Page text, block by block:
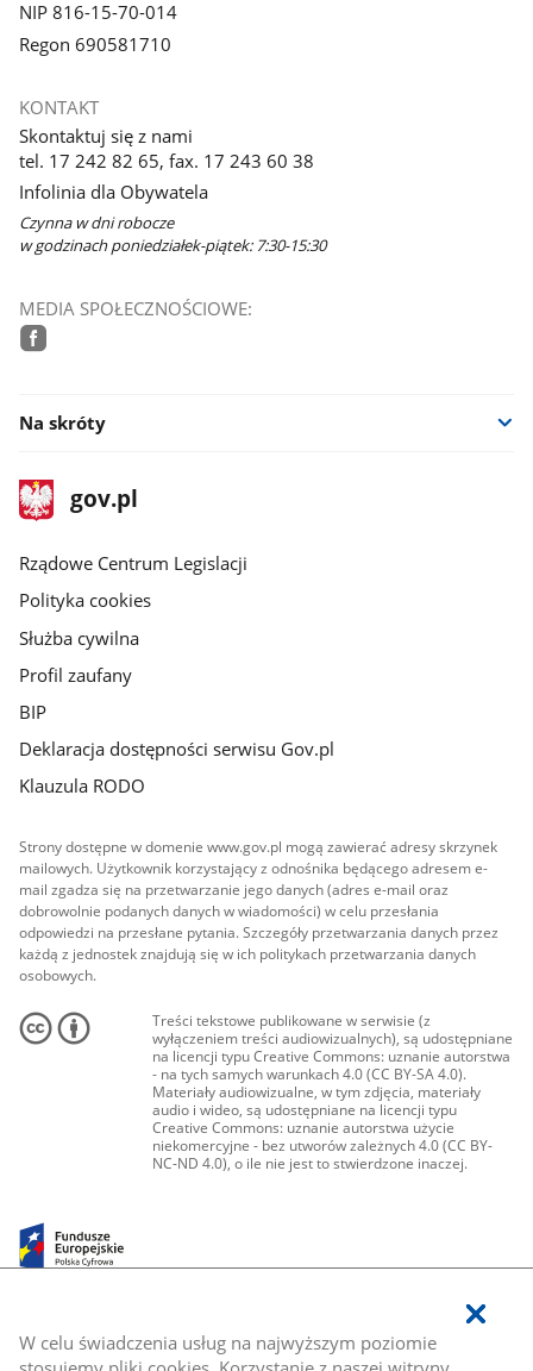
W celu świadczenia usług na najwyższym poziomie
NIP 816-15-70-014
Regon 690581710
KONTAKT
Skontaktuj się z nami
tel. 17 242 82 65, fax. 17 243 60 38
Infolinia dla Obywatela
Czynna w dni robocze
w godzinach poniedziałek-piątek: 7:30-15:30
MEDIA SPOŁECZNOŚCIOWE:
Na skróty
stopka
gov.plStrona
gov.pl
Rządowe Centrum Legislacji
Polityka cookies
Służba cywilna
Profil zaufany
BIP
Deklaracja dostępności serwisu Gov.pl
Klauzula RODO
Strony dostępne w domenie www.gov.pl mogą zawierać adresy skrzynek
mailowych. Użytkownik korzystający z odnośnika będącego adresem e-
mail zgadza się na przetwarzanie jego danych (adres e-mail oraz
dobrowolnie podanych danych w wiadomości) w celu przesłania
odpowiedzi na przesłane pytania. Szczegóły przetwarzania danych przez
każdą z jednostek znajdują się w ich politykach przetwarzania danych
osobowych.
Treści tekstowe publikowane w serwisie (z
wyłączeniem treści audiowizualnych), są udostępniane
na licencji typu Creative Commons: uznanie autorstwa
- na tych samych warunkach 4.0 (CC BY-SA 4.0).
Materiały audiowizualne, w tym zdjęcia, materiały
audio i wideo, są udostępniane na licencji typu
Creative Commons: uznanie autorstwa użycie
niekomercyjne - bez utworów zależnych 4.0 (CC BY-
NC-ND 4.0), o ile nie jest to stwierdzone inaczej.